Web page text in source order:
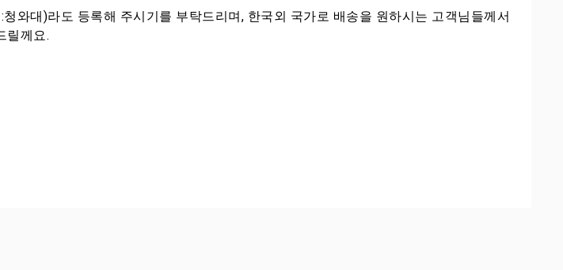
와대)라도 등록해 주시기를 부탁드리며, 한국외 국가로 배송을 원하시는 고객님들께서
릴께요.